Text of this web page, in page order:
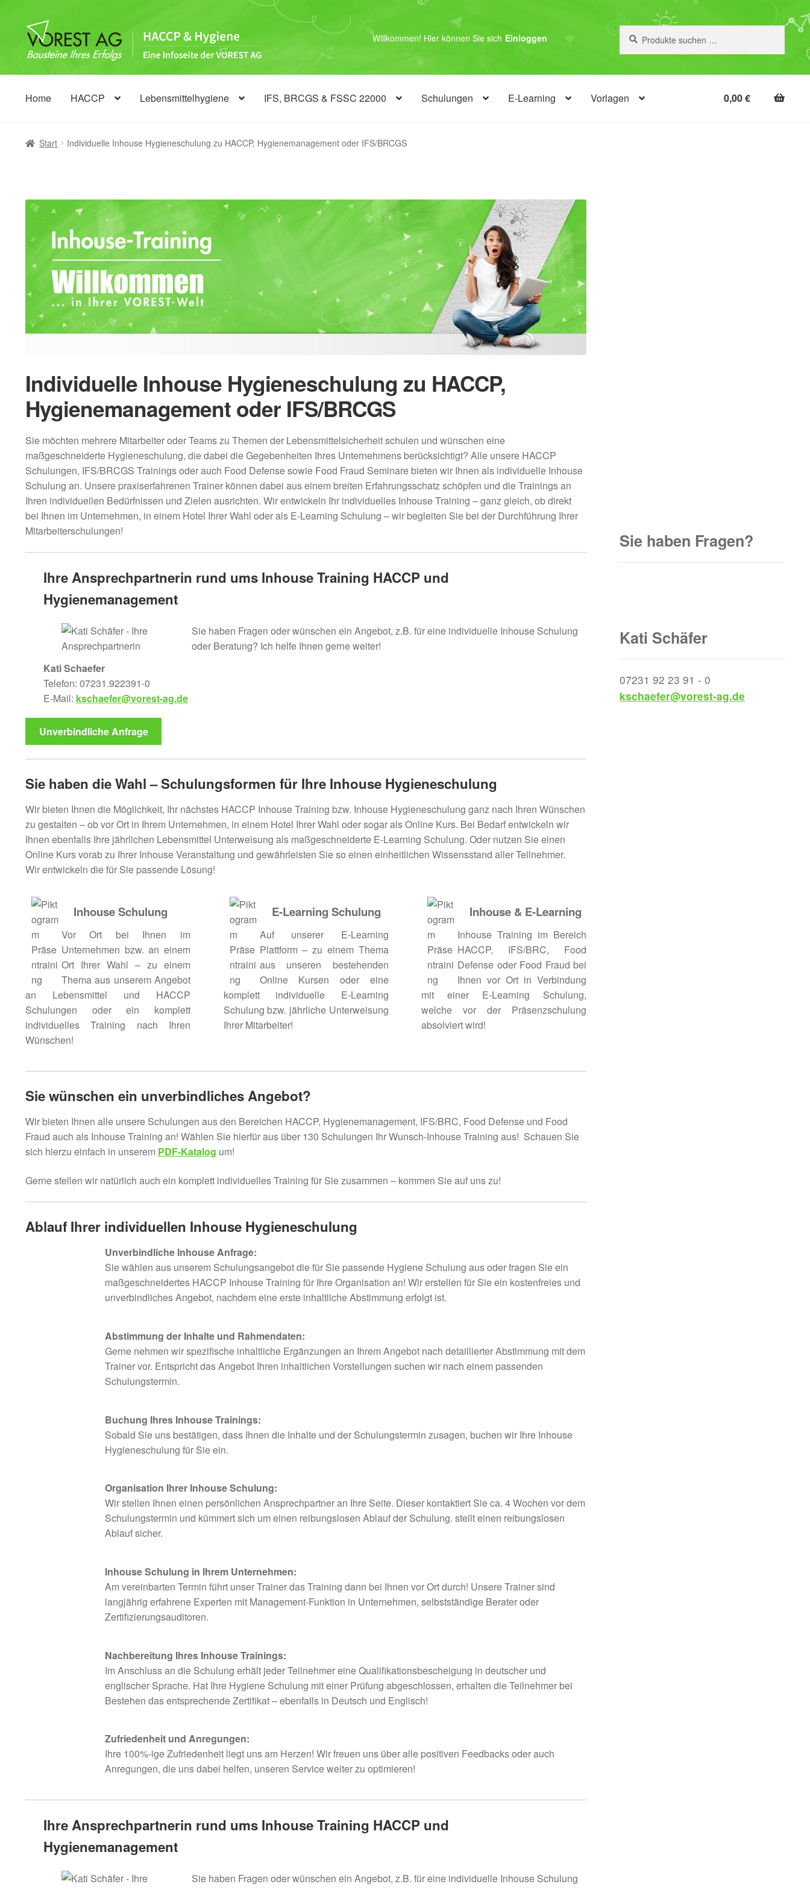
Zur
Navigation
springen
Zum
Inhalt
springen
Willkommen! Hier können Sie sich Einloggen
nach:
Home HACCP Lebensmittelhygiene IFS, BRCGS & FSSC 22000 Schulungen E-Learning Vorlagen 0,00€
Start Individuelle Inhouse Hygieneschulung zu HACCP, Hygienemanagement oder IFS/BRCGS
Individuelle Inhouse Hygieneschulung zu HACCP,
Hygienemanagement oder IFS/BRCGS
Sie möchten mehrere Mitarbeiter oder Teams zu Themen der Lebensmittelsicherheit schulen und wünschen eine
maßgeschneiderte Hygieneschulung, die dabei die Gegebenheiten Ihres Unternehmens berücksichtigt? Alle unsere HACCP
Schulungen, IFS/BRCGS Trainings oder auch Food Defense sowie Food Fraud Seminare bieten wir Ihnen als individuelle Inhouse
Schulung an. Unsere praxiserfahrenen Trainer können dabei aus einem breiten Erfahrungsschatz schöpfen und die Trainings an
Ihren individuellen Bedürfnissen und Zielen ausrichten. Wir entwickeln Ihr individuelles Inhouse Training – ganz gleich, ob direkt
bei Ihnen im Unternehmen, in einem Hotel Ihrer Wahl oder als E-Learning Schulung – wir begleiten Sie bei der Durchführung Ihrer
Mitarbeiterschulungen!
Ihre Ansprechpartnerin rund ums Inhouse Training HACCP und
Hygienemanagement
Sie haben Fragen oder wünschen ein Angebot, z.B. für eine individuelle Inhouse Schulung
oder Beratung? Ich helfe Ihnen gerne weiter!
Kati Schaefer
Telefon: 07231.922391-0
E-Mail: kschaefer@vorest-ag.de
Unverbindliche Anfrage
Sie haben die Wahl – Schulungsformen für Ihre Inhouse Hygieneschulung
Wir bieten Ihnen die Möglichkeit, Ihr nächstes HACCP Inhouse Training bzw. Inhouse Hygieneschulung ganz nach Ihren Wünschen
zu gestalten – ob vor Ort in Ihrem Unternehmen, in einem Hotel Ihrer Wahl oder sogar als Online Kurs. Bei Bedarf entwickeln wir
Ihnen ebenfalls Ihre jährlichen Lebensmittel Unterweisung als maßgeschneiderte E-Learning Schulung. Oder nutzen Sie einen
Online Kurs vorab zu Ihrer Inhouse Veranstaltung und gewährleisten Sie so einen einheitlichen Wissensstand aller Teilnehmer.
Wir entwickeln die für Sie passende Lösung!
Inhouse Schulung
Vor Ort bei Ihnen im
Unternehmen bzw. an einem
Ort Ihrer Wahl – zu einem
Thema aus unserem Angebot
an Lebensmittel und HACCP
Schulungen oder ein komplett
individuelles Training nach Ihren
Wünschen!
E-Learning Schulung
Auf unserer E-Learning
Plattform – zu einem Thema
aus unseren bestehenden
Online Kursen oder eine
komplett individuelle E-Learning
Schulung bzw. jährliche Unterweisung
Ihrer Mitarbeiter!
Inhouse & E-Learning
Inhouse Training im Bereich
HACCP, IFS/BRC, Food
Defense oder Food Fraud bei
Ihnen vor Ort in Verbindung
mit einer E-Learning Schulung,
welche vor der Präsenzschulung
absolviert wird!
Sie wünschen ein unverbindliches Angebot?
Wir bieten Ihnen alle unsere Schulungen aus den Bereichen HACCP, Hygienemanagement, IFS/BRC, Food Defense und Food
Fraud auch als Inhouse Training an! Wählen Sie hierfür aus über 130 Schulungen Ihr Wunsch-Inhouse Training aus! Schauen Sie
sich hierzu einfach in unserem PDF-Katalog um!
Gerne stellen wir natürlich auch ein komplett individuelles Training für Sie zusammen – kommen Sie auf uns zu!
Ablauf Ihrer individuellen Inhouse Hygieneschulung
Unverbindliche Inhouse Anfrage:
Sie wählen aus unserem Schulungsangebot die für Sie passende Hygiene Schulung aus oder fragen Sie ein
maßgeschneidertes HACCP Inhouse Training für Ihre Organisation an! Wir erstellen für Sie ein kostenfreies und
unverbindliches Angebot, nachdem eine erste inhaltliche Abstimmung erfolgt ist.
Abstimmung der Inhalte und Rahmendaten:
Gerne nehmen wir spezifische inhaltliche Ergänzungen an Ihrem Angebot nach detaillierter Abstimmung mit dem
Trainer vor. Entspricht das Angebot Ihren inhaltlichen Vorstellungen suchen wir nach einem passenden
Schulungstermin.
Buchung Ihres Inhouse Trainings:
Sobald Sie uns bestätigen, dass Ihnen die Inhalte und der Schulungstermin zusagen, buchen wir Ihre Inhouse
Hygieneschulung für Sie ein.
Organisation Ihrer Inhouse Schulung:
Wir stellen Ihnen einen persönlichen Ansprechpartner an Ihre Seite. Dieser kontaktiert Sie ca. 4 Wochen vor dem
Schulungstermin und kümmert sich um einen reibungslosen Ablauf der Schulung. stellt einen reibungslosen
Ablauf sicher.
Inhouse Schulung in Ihrem Unternehmen:
Am vereinbarten Termin führt unser Trainer das Training dann bei Ihnen vor Ort durch! Unsere Trainer sind
langjährig erfahrene Experten mit Management-Funktion in Unternehmen, selbstständige Berater oder
Zertifizierungsauditoren.
Nachbereitung Ihres Inhouse Trainings:
Im Anschluss an die Schulung erhält jeder Teilnehmer eine Qualifikationsbescheigung in deutscher und
englischer Sprache. Hat Ihre Hygiene Schulung mit einer Prüfung abgeschlossen, erhalten die Teilnehmer bei
Bestehen das entsprechende Zertifikat – ebenfalls in Deutsch und Englisch!
Zufriedenheit und Anregungen:
Ihre 100%-ige Zufriedenheit liegt uns am Herzen! Wir freuen uns über alle positiven Feedbacks oder auch
Anregungen, die uns dabei helfen, unseren Service weiter zu optimieren!
Ihre Ansprechpartnerin rund ums Inhouse Training HACCP und
Hygienemanagement
Sie haben Fragen oder wünschen ein Angebot, z.B. für eine individuelle Inhouse Schulung
Sie haben Fragen?
Kati Schäfer
07231 92 23 91 - 0
kschaefer@vorest-ag.de